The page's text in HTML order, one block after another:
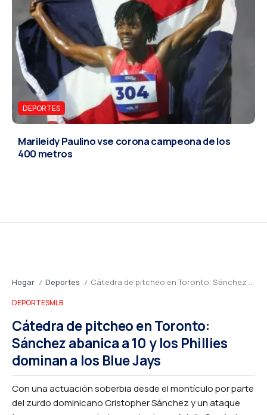
DEPORTES
Marileidy Paulino vse corona campeona de los
400 metros
Hogar / Deportes / Cátedra de pitcheo en Toronto: Sánchez abanica a 10 y los Phillies dominan a los Blue Jays
DEPORTESMLB
Cátedra de pitcheo en Toronto:
Sánchez abanica a 10 y los Phillies
dominan a los Blue Jays
Con una actuación soberbia desde el montículo por parte
del zurdo dominicano Cristopher Sánchez y un ataque